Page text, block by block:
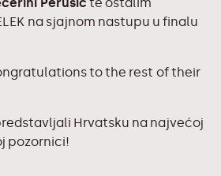
na sjajnom nastupu u finalu
to the rest of their
Hrvatsku na najvećoj
pozornici!